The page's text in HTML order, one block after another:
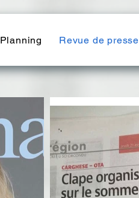
Planning Revue de presse